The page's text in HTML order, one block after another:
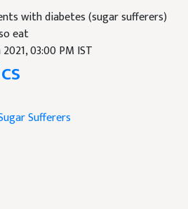
with diabetes (sugar sufferers)
eat
03:00 PM IST
Sufferers